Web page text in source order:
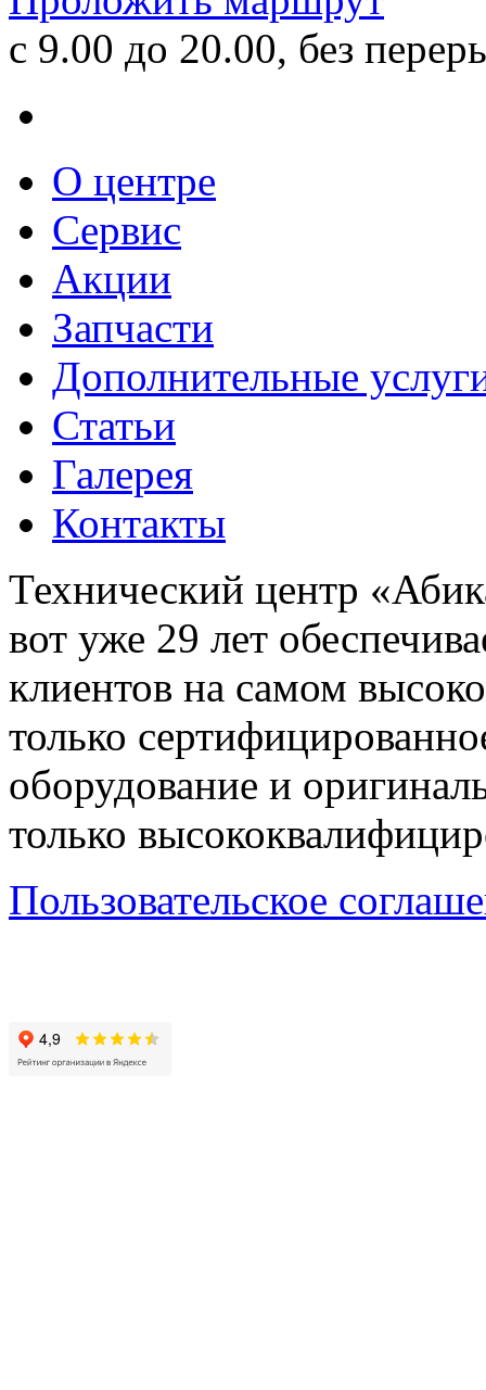
с 9.00 до 20.00, без
О центре
Сервис
Акции
Запчасти
Дополнительные
Статьи
Галерея
Контакты
Технический центр
вот уже 29 лет
клиентов на самом
только
оборудование и
только
Пользовательское